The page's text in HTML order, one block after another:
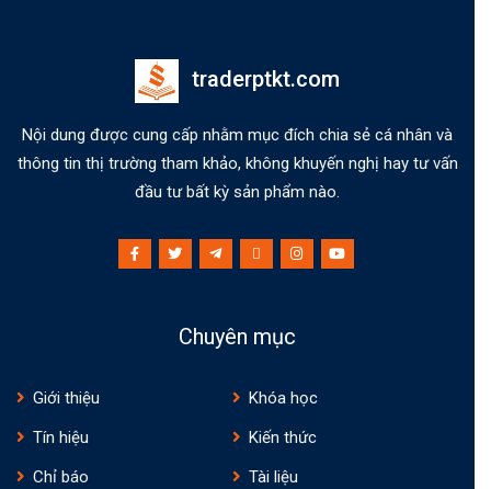
traderptkt.com
Nội dung được cung cấp nhằm mục đích chia sẻ cá nhân và
thông tin thị trường tham khảo, không khuyến nghị hay tư vấn
đầu tư bất kỳ sản phẩm nào.
Chuyên mục
Giới thiệu
Khóa học
Tín hiệu
Kiến thức
Chỉ báo
Tài liệu